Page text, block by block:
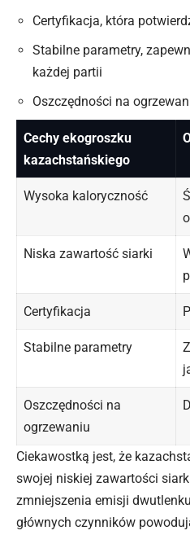
Certyfikacja, która
Stabilne parametry,
każdej partii
Oszczędności na
Cechy ekogroszku
kazachstańskiego
Wysoka kaloryczność
Niska zawartość siarki
Certyfikacja
Stabilne parametry
Oszczędności na
ogrzewaniu
Ciekawostką jest, że
swojej niskiej zawartości
zmniejszenia emisji
głównych czynników